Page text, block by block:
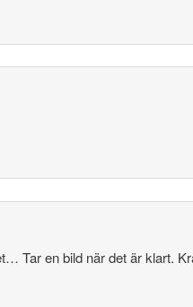
Tar en bild när det är klart.